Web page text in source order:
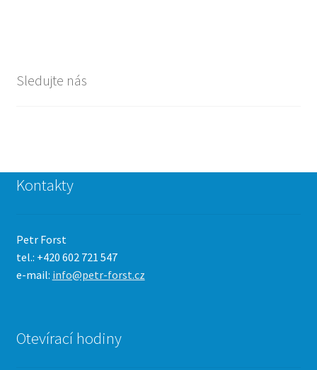
Sledujte nás
Kontakty
Petr Forst
tel.: +420 602 721 547
e-mail: info@petr-forst.cz
Otevírací hodiny